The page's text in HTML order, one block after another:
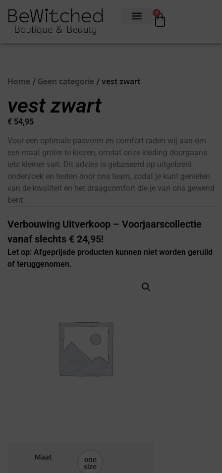
0
Home / Geen categorie / vest zwart
vest zwart
€ 54,95
Voor een optimale pasvorm en comfort raden wij aan om
een maat groter te kiezen, omdat onze kleding doorgaans
iets kleiner valt. Dit advies is gebaseerd op uitgebreid
onderzoek en testen door ons team, zodat je kunt genieten
van de kwaliteit en het draagcomfort die je van ons gewend
bent.
Verbouwing Uitverkoop – Voorjaarscollectie
vanaf slechts € 24,95!
Let op: Afgeprijsde producten kunnen niet worden geruild
of teruggenomen.
Maat one
size